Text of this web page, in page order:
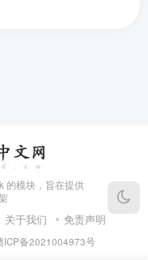
的模块，旨在提供
关于我们 免责声明
ICP备2021004973号